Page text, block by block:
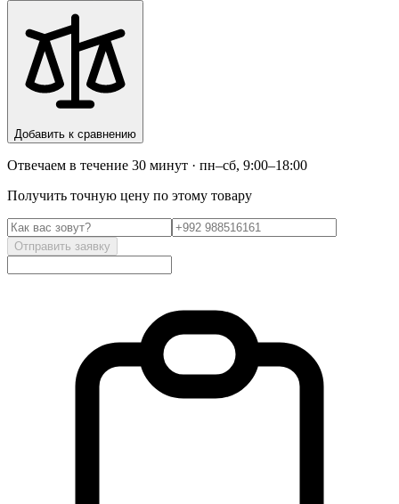
Добавить к сравнению
Отвечаем в течение 30 минут · пн–сб, 9:00–18:00
Получить точную цену по этому товару
Отправить заявку